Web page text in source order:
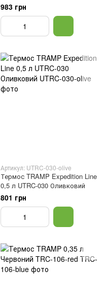
983 грн
Артикул: UTRC-030-olive
Термос TRAMP Expedition Line
0,5 л UTRC-030 Оливковий
801 грн